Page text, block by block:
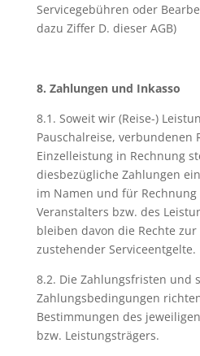
Servicegebühren oder
dazu Ziffer D. dieser AGB)
8. Zahlungen und Inkasso
8.1. Soweit wir (Reise-)
Pauschalreise, verbundenen
Einzelleistung in Rechnung
diesbezügliche Zahlungen
im Namen und für
Veranstalters bzw. des
bleiben davon die Rechte
zustehender Serviceentgelte.
8.2. Die Zahlungsfristen und
Zahlungsbedingungen
Bestimmungen des
bzw. Leistungsträgers.